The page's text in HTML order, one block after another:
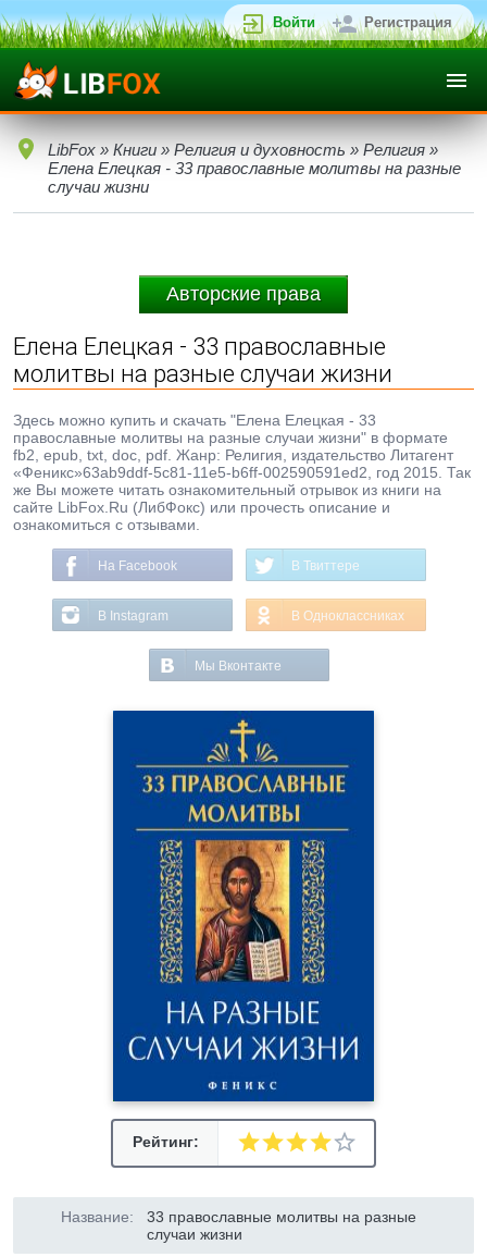
Войти Регистрация
LibFox » Книги » Религия и духовность » Религия »
Елена Елецкая - 33 православные молитвы на разные
случаи жизни
Авторские права
Елена Елецкая - 33 православные
молитвы на разные случаи жизни
Здесь можно купить и скачать "Елена Елецкая - 33
православные молитвы на разные случаи жизни" в формате
fb2, epub, txt, doc, pdf. Жанр: Религия, издательство Литагент
«Феникс»63ab9ddf-5c81-11e5-b6ff-002590591ed2, год 2015. Так
же Вы можете читать ознакомительный отрывок из книги на
сайте LibFox.Ru (ЛибФокс) или прочесть описание и
ознакомиться с отзывами.
На Facebook В Твиттере
В Instagram В Одноклассниках
Мы Вконтакте
Рейтинг:
Название:
33 православные молитвы на разные
случаи жизни